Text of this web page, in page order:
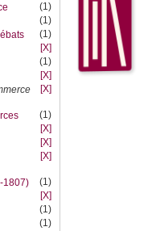
(1)
(1)
(1)
[X]
(1)
[X]
[X]
(1)
[X]
[X]
[X]
1807)
(1)
[X]
(1)
(1)